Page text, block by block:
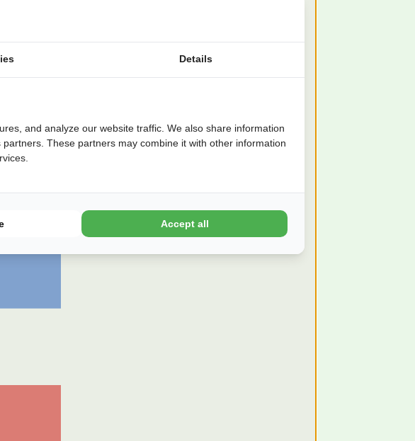
Details
and analyze our website traffic. We also share information
These partners may combine it with other information
Accept all